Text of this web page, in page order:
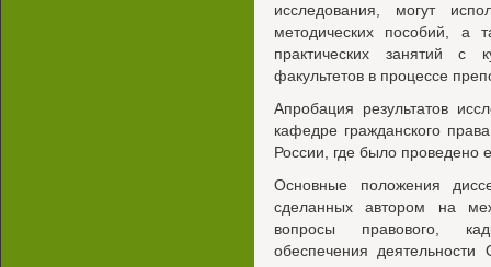
исследования, могут
методических пособий, а
практических занятий с
факультетов в процессе
Апробация результатов
кафедре гражданского
России, где было проведено
Основные положения
сделанных автором на
вопросы правового,
обеспечения